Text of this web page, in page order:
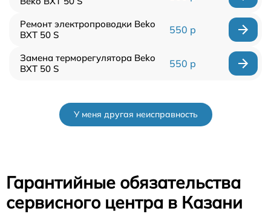
Ремонт электропроводки Beko
BXT 50 S
550 р
Замена терморегулятора Beko
BXT 50 S
550 р
У меня другая неисправность
Гарантийные обязательства
сервисного центра в Казани